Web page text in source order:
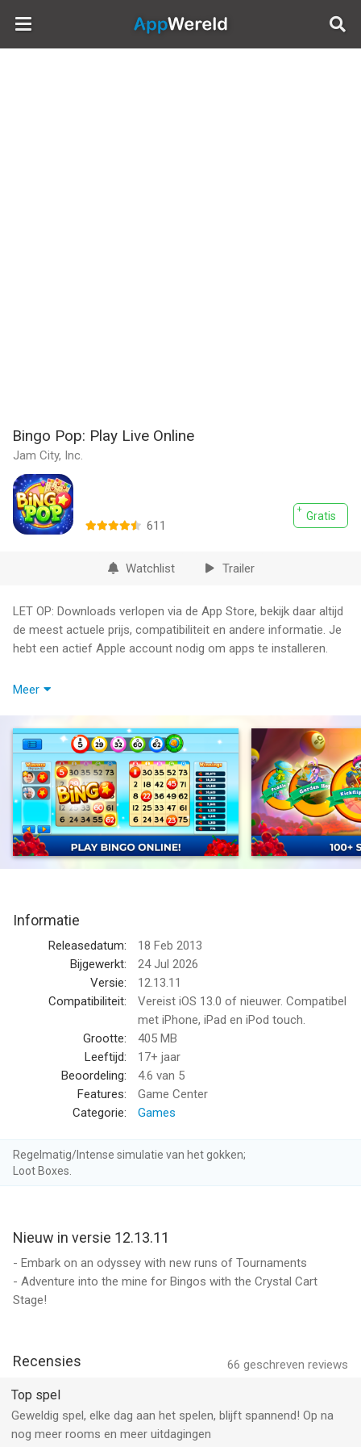
AppWereld
Bingo Pop: Play Live Online
Jam City, Inc.
Gratis
611
Watchlist Trailer
LET OP: Downloads verlopen via de App Store, bekijk daar altijd
de meest actuele prijs, compatibiliteit en andere informatie. Je
hebt een actief Apple account nodig om apps te installeren.
Bingo Pop is een gratis bekroond klassiek bingospel gemengd
kunt verkennen, tropisch fruit kunt planten of zelfs door de
lucht kunt vliegen!
+ Ga naar VERZAMELINGSEVENEMENTEN om GROTERE
JACKPOTS te winnen!
+ Vergroot uw winkansen door 12 kaarten één keer te
bekladden in onze NIEUWE Speed ​​Bingo-modus!
+ Speel samen met vrienden in de nieuwe clubs!-functie om
Minigames zoals Scratchers en Spinner!
+ Win meer dan 30 EXCLUSIEVE kladderaar-huisdieren en -
munten uit onze evenementen!
+ Hoogwaardige grafische weergave met meer dan 15 unieke
kamers en 900+ niveaus met bonusinhoud!
+ Speel onderweg met onze OFFLINE MODUS om altijd en
overal te winnen!
+ Speel en win in de nieuwe GEHEIME fase: Flower Shoppe!
+ Doe mee met duizenden bingoliefhebbers over de hele
+ Gebruik BAANBREKENDE POWER-UPS zoals Instant Bingo en
+ Klim naar de top van het scorebord tegen uw VRIENDEN EN
FAMILIE!
+ Constante game-updates! NIEUWE
SNELLE BINGO-ERVARING.
Het is tijd om wat pit aan uw leven toe te voegen! Win GROTE
Carlo! Speel uzelf een weg door meer dan 15 kamers met
meer dan 900 levels en bonusevenementen! Begin Bingo
GRATIS te spelen!
VERZAMELINGSEVENEMENTEN:
Meer
Informatie
Releasedatum:
18 Feb 2013
Bijgewerkt:
24 Jul 2026
Versie:
12.13.11
Compatibiliteit:
Vereist iOS 13.0 of nieuwer. Compatibel
met iPhone, iPad en iPod touch.
Grootte:
405 MB
Leeftijd:
17+ jaar
Beoordeling:
4.6 van 5
Features:
Game Center
Categorie:
Games
Regelmatig/Intense simulatie van het gokken;
Loot Boxes.
Nieuw in versie 12.13.11
- Embark on an odyssey with new runs of Tournaments
- Adventure into the mine for Bingos with the Crystal Cart
Stage!
66 geschreven reviews
Recensies
Top spel
Geweldig spel, elke dag aan het spelen, blijft spannend! Op na
nog meer rooms en meer uitdagingen